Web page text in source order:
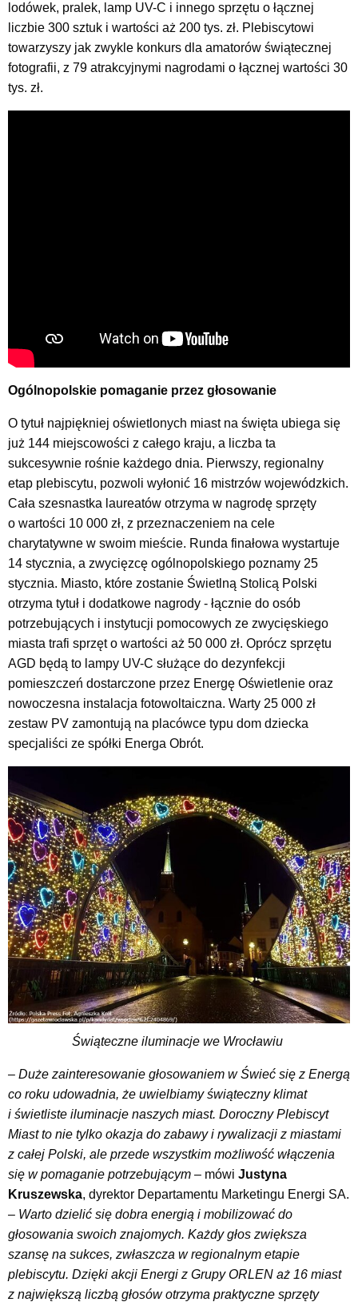
lodówek, pralek, lamp UV-C i innego sprzętu o łącznej
liczbie 300 sztuk i wartości aż 200 tys. zł. Plebiscytowi
towarzyszy jak zwykle konkurs dla amatorów świątecznej
fotografii, z 79 atrakcyjnymi nagrodami o łącznej wartości 30
tys. zł.
Ogólnopolskie pomaganie przez głosowanie
O tytuł najpiękniej oświetlonych miast na święta ubiega się
już 144 miejscowości z całego kraju, a liczba ta
sukcesywnie rośnie każdego dnia. Pierwszy, regionalny
etap plebiscytu, pozwoli wyłonić 16 mistrzów wojewódzkich.
Cała szesnastka laureatów otrzyma w nagrodę sprzęty
o wartości 10 000 zł, z przeznaczeniem na cele
charytatywne w swoim mieście. Runda finałowa wystartuje
14 stycznia, a zwycięzcę ogólnopolskiego poznamy 25
stycznia. Miasto, które zostanie Świetlną Stolicą Polski
otrzyma tytuł i dodatkowe nagrody - łącznie do osób
potrzebujących i instytucji pomocowych ze zwycięskiego
miasta trafi sprzęt o wartości aż 50 000 zł. Oprócz sprzętu
AGD będą to lampy UV-C służące do dezynfekcji
pomieszczeń dostarczone przez Energę Oświetlenie oraz
nowoczesna instalacja fotowoltaiczna. Warty 25 000 zł
zestaw PV zamontują na placówce typu dom dziecka
specjaliści ze spółki Energa Obrót.
Świąteczne iluminacje we Wrocławiu
– Duże zainteresowanie głosowaniem w Świeć się z Energą
co roku udowadnia, że uwielbiamy świąteczny klimat
i świetliste iluminacje naszych miast. Doroczny Plebiscyt
Miast to nie tylko okazja do zabawy i rywalizacji z miastami
z całej Polski, ale przede wszystkim możliwość włączenia
się w pomaganie potrzebującym – mówi Justyna
Kruszewska, dyrektor Departamentu Marketingu Energi SA.
– Warto dzielić się dobra energią i mobilizować do
głosowania swoich znajomych. Każdy głos zwiększa
szansę na sukces, zwłaszcza w regionalnym etapie
plebiscytu. Dzięki akcji Energi z Grupy ORLEN aż 16 miast
z największą liczbą głosów otrzyma praktyczne sprzęty